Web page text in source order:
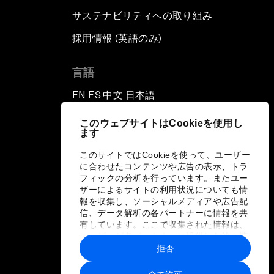
このウェブサイトはCookieを使用し
ます
このサイトではCookieを使って、ユーザー
に合わせたコンテンツや広告の表示、トラ
フィックの分析を行っています。またユー
ザーによるサイトの利用状況についても情
報を収集し、ソーシャルメディアや広告配
信、データ解析の各パートナーに情報を共
有しています。ここで収集された情報は、
ユーザーが各パートナーに提供した他の情
報や各パートナーのサービスを使用した際
に収集された情報と組み合わされ、各パー
トナーによって使用されることがありま
拒否
サステナビリティへの取り組み
採用情報 (英語のみ)
言語
EN ▪ ES▪中文▪ 日本語